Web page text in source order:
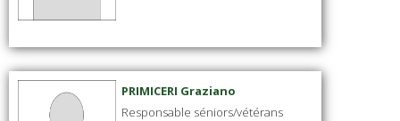
PRIMICERI Graziano
Responsable séniors/vétérans